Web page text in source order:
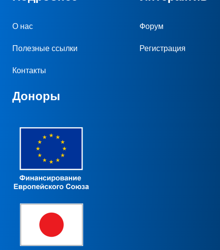
О нас
Полезные ссылки
Контакты
Форум
Регистрация
Доноры